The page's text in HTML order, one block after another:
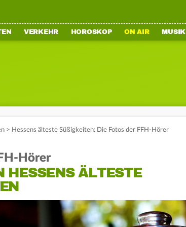
VERKEHR HOROSKOP ON AIR MUSIK
> Hessens älteste Süßigkeiten: Die Fotos der FFH-Hörer
Hörer
HESSENS ÄLTESTE